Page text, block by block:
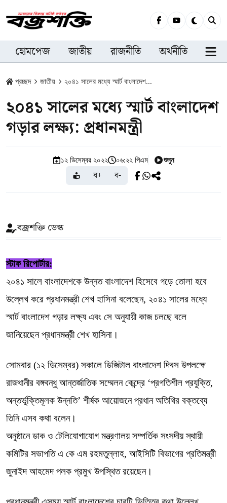
হোমপেজ জাতীয় রাজনীতি অর্থনীতি
প্রচ্ছদ জাতীয় ২০৪১ সালের মধ্যে স্মার্ট বাংলাদেশ...
২০৪১ সালের মধ্যে স্মার্ট বাংলাদেশ
গড়ার লক্ষ্য: প্রধানমন্ত্রী
১২ ডিসেম্বর ২০২২ ০৬:২২ পিএম শুনুন
ব+ ব-
বজ্রশক্তি ডেস্ক
স্টাফ রিপোর্টার:
২০৪১ সালে বাংলাদেশকে উন্নত বাংলাদেশ হিসেবে গড়ে তোলা হবে
উল্লেখ করে প্রধানমন্ত্রী শেখ হাসিনা বলেছেন, ২০৪১ সালের মধ্যে
স্মার্ট বাংলাদেশ গড়ার লক্ষ্য এবং সে অনুযায়ী কাজ চলছে বলে
জানিয়েছেন প্রধানমন্ত্রী শেখ হাসিনা।
সোমবার (১২ ডিসেম্বর) সকালে ডিজিটাল বাংলাদেশ দিবস উপলক্ষে
রাজধানীর বঙ্গবন্ধু আন্তর্জাতিক সম্মেলন কেন্দ্রে ‘প্রগতিশীল প্রযুক্তি,
অন্তর্ভুক্তিমূলক উন্নতি’ শীর্ষক আয়োজনে প্রধান অতিথির বক্তব্যে
তিনি এসব কথা বলেন।
অনুষ্ঠানে ডাক ও টেলিযোগাযোগ মন্ত্রণালয় সম্পর্তিক সংসদীয় স্থায়ী
কমিটির সভাপতি এ কে এম রহমতুল্লাহ, আইসিটি বিভাগের প্রতিমন্ত্রী
জুনাইদ আহমেদ পলক প্রমুখ উপস্থিত রয়েছেন।